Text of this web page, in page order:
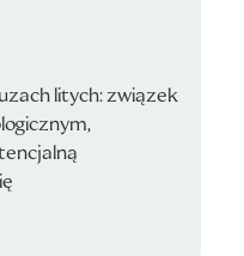
litych: związek